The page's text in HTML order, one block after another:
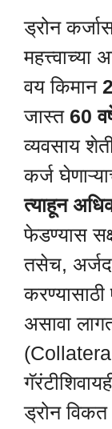
ड्रोन
वय किमान
जास्त 60
व्यवसाय
कर्ज
त्याहून
फेडण्यास
तसेच,
असावा
ड्रोन विकत